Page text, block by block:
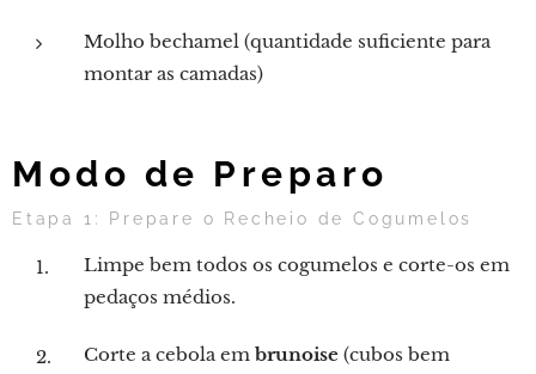
Molho bechamel (quantidade suficiente para
montar as camadas)
Modo de Preparo
Etapa 1: Prepare o Recheio de Cogumelos
Limpe bem todos os cogumelos e corte-os em
pedaços médios.
Corte a cebola em brunoise (cubos bem